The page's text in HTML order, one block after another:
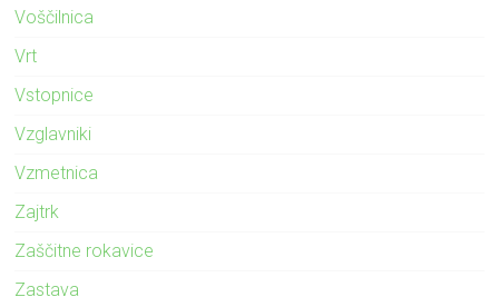
Voščilnica
Vrt
Vstopnice
Vzglavniki
Vzmetnica
Zajtrk
Zaščitne rokavice
Zastava